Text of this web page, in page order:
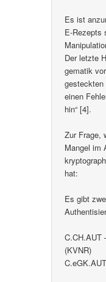
Es ist
E-Rezepts
Der letzte
gematik
gesteckten
einen
hin“ [4].
Zur Frage,
Mangel im
hat:
Es gibt
C.CH.AUT
(KVNR)